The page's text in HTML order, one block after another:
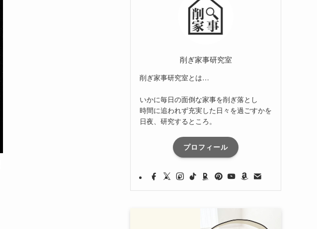
削ぎ家事研究室
削ぎ家事研究室とは…
いかに毎日の面倒な家事を削ぎ落とし
時間に追われず充実した日々を過ごすかを
日夜、研究するところ。
プロフィール